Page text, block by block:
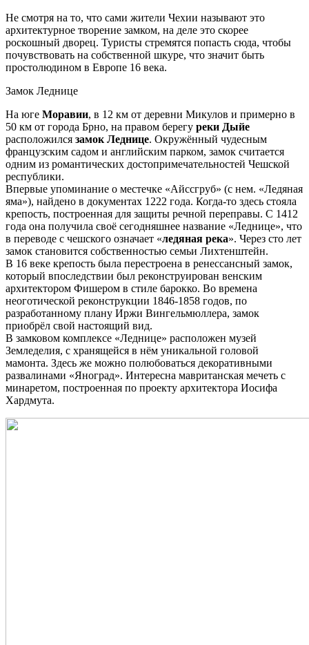
Не смотря на то, что сами жители Чехии называют это
архитектурное творение замком, на деле это скорее
роскошный дворец. Туристы стремятся попасть сюда, чтобы
почувствовать на собственной шкуре, что значит быть
простолюдином в Европе 16 века.
Замок Леднице
На юге Моравии, в 12 км от деревни Микулов и примерно в
50 км от города Брно, на правом берегу реки Дыйе
расположился замок Леднице. Окружённый чудесным
французским садом и английским парком, замок считается
одним из романтических достопримечательностей Чешской
республики.
Впервые упоминание о местечке «Айссгруб» (с нем. «Ледяная
яма»), найдено в документах 1222 года. Когда-то здесь стояла
крепость, построенная для защиты речной переправы. С 1412
года она получила своё сегодняшнее название «Леднице», что
в переводе с чешского означает «ледяная река». Через сто лет
замок становится собственностью семьи Лихтенштейн.
В 16 веке крепость была перестроена в ренессансный замок,
который впоследствии был реконструирован венским
архитектором Фишером в стиле барокко. Во времена
неоготической реконструкции 1846-1858 годов, по
разработанному плану Иржи Вингельмюллера, замок
приобрёл свой настоящий вид.
В замковом комплексе «Леднице» расположен музей
Земледелия, с хранящейся в нём уникальной головой
мамонта. Здесь же можно полюбоваться декоративными
развалинами «Яноград». Интересна мавританская мечеть с
минаретом, построенная по проекту архитектора Иосифа
Хардмута.